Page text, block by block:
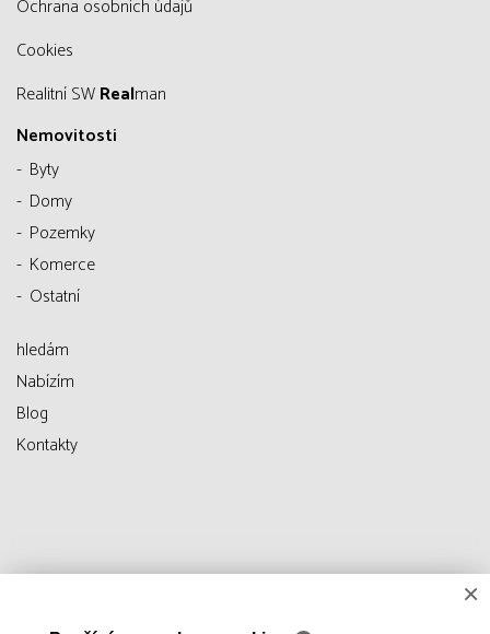
Ochrana osobních údajů
Cookies
Realitní SWRealman
Nemovitosti
Byty
Domy
Pozemky
Komerce
Ostatní
hledám
Nabízím
Blog
Kontakty
×